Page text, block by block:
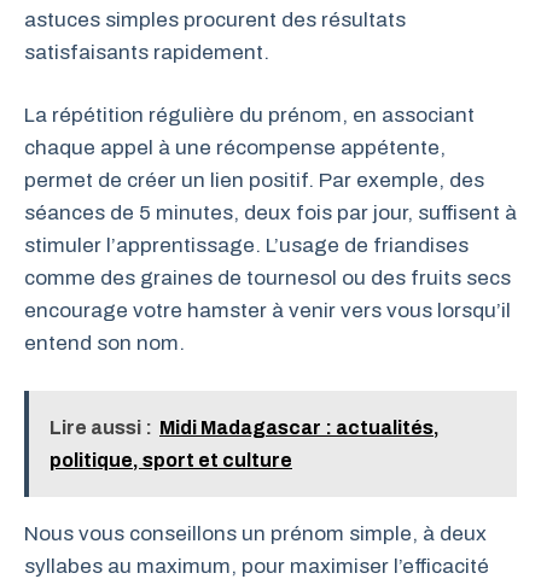
astuces simples procurent des résultats
satisfaisants rapidement.
La répétition régulière du prénom, en associant
chaque appel à une récompense appétente,
permet de créer un lien positif. Par exemple, des
séances de 5 minutes, deux fois par jour, suffisent à
stimuler l’apprentissage. L’usage de friandises
comme des graines de tournesol ou des fruits secs
encourage votre hamster à venir vers vous lorsqu’il
entend son nom.
Lire aussi : Midi Madagascar : actualités,
politique, sport et culture
Nous vous conseillons un prénom simple, à deux
syllabes au maximum, pour maximiser l’efficacité